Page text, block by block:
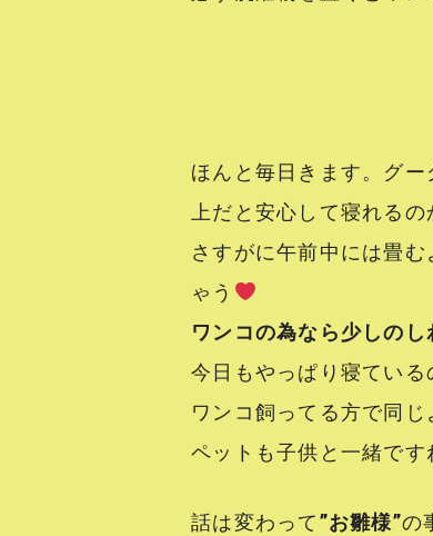
ほんと毎日きます。グ
上だと安心して寝れる
さすがに午前中には畳
ゃう
ワンコの為なら少しの
今日もやっぱり寝ている
ワンコ飼ってる方で同じ
ペットも子供と一緒です
話は変わって”お雛様”の